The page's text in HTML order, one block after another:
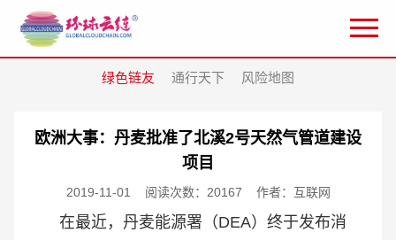
绿色链友 通行天下 风险地图
欧洲大事：丹麦批准了北溪2号天然气管道建设
项目
2019-11-01 阅读次数：20167 作者：互联网
在最近，丹麦能源署（DEA）终于发布消